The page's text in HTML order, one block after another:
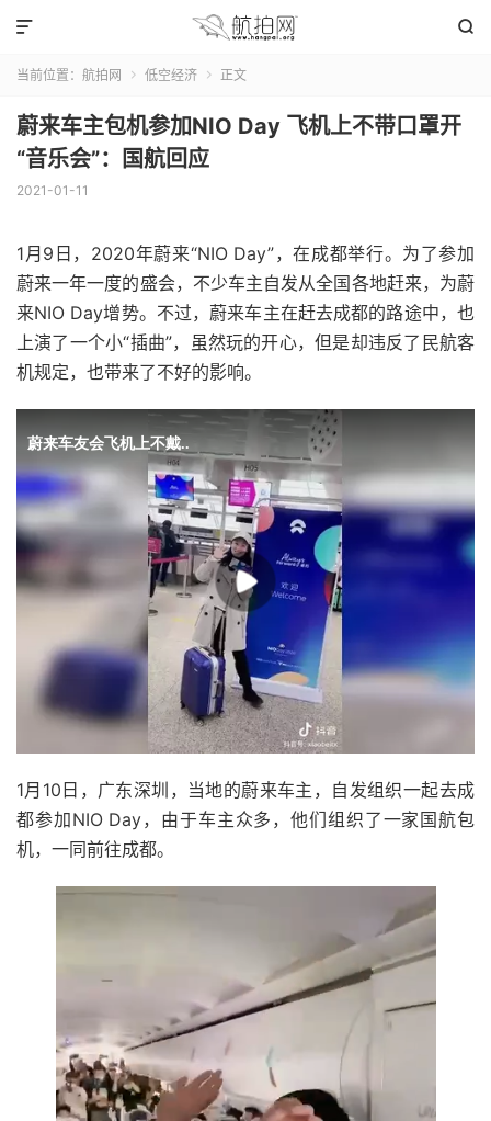


当前位置： 航拍网  低空经济  正文
蔚来车主包机参加NIO Day 飞机上不带口罩开
“音乐会”：国航回应
2021-01-11
1月9日，2020年蔚来“NIO Day”，在成都举行。为了参加
蔚来一年一度的盛会，不少车主自发从全国各地赶来，为蔚
来NIO Day增势。不过，蔚来车主在赶去成都的路途中，也
上演了一个小“插曲”，虽然玩的开心，但是却违反了民航客
机规定，也带来了不好的影响。
1月10日，广东深圳，当地的蔚来车主，自发组织一起去成
都参加NIO Day，由于车主众多，他们组织了一家国航包
机，一同前往成都。